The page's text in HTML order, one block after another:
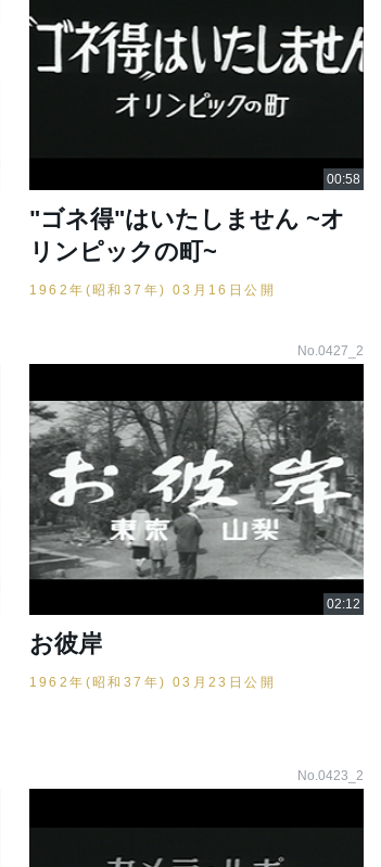
"ゴネ得"はいたしません ~オ
リンピックの町~
1962年(昭和37年) 03月16日公開
No.0427_2
お彼岸
1962年(昭和37年) 03月23日公開
No.0423_2